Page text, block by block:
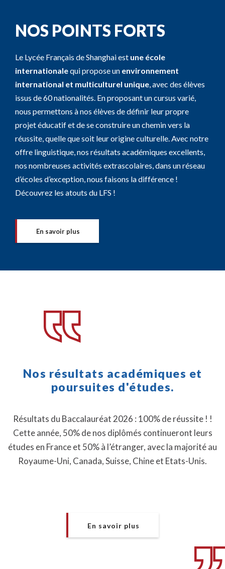
NOS POINTS FORTS
Le Lycée Français de Shanghai est une école
internationalequi propose un environnement
international et multiculturel unique , avec des élèves
issus de 60 nationalités. En proposant un cursus varié,
nous permettons à nos élèves de définir leur propre
projet éducatif et de se construire un chemin vers la
réussite, quelle que soit leur origine culturelle. Avec notre
offre linguistique, nos résultats académiques excellents,
nos nombreuses activités extrascolaires, dans un réseau
d’écoles d’exception, nous faisons la différence !
Découvrez les atouts du LFS !
En savoir plus
Nos résultats académiques et
poursuites d'études.
Résultats du Baccalauréat 2026 : 100% de réussite ! !
Cette année, 50% de nos diplômés continueront leurs
études en France et 50% à l’étranger, avec la majorité au
Royaume-Uni, Canada, Suisse, Chine et Etats-Unis.
En savoir plus